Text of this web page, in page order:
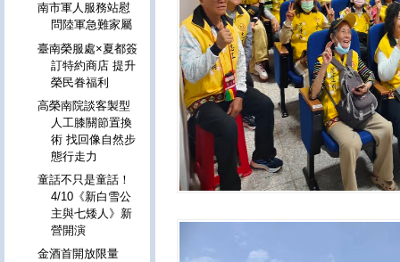
南市軍人服務站慰
問陸軍急難家屬
臺南榮服處×夏都簽
訂特約商店 提升
榮民眷福利
高榮南院談客製型
人工膝關節置換
術 找回像自然步
態行走力
童話不只是童話！
4/10《新白雪公
主與七矮人》新
營開演
金酒首開放限量